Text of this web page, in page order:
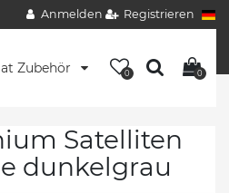
Anmelden Registrieren
Zubehör 0 0
Satelliten
dunkelgrau